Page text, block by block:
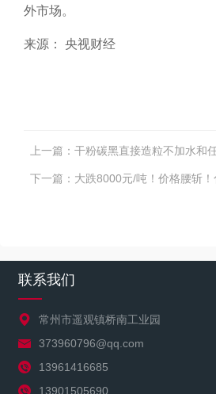
外市场。
来源： 央视财经
上一篇： 干粉碳黑直接造粒不加水和
下一篇： 大跌8000元/吨！价格腰斩！
联系我们
常州市遥观镇桥南工业园
373960796@qq.com
13961416685
13901505690